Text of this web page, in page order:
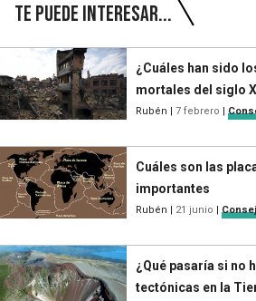
Te puede interesar...
¿Cuáles han sido
mortales del siglo
Rubén | 7 febrero |
Cuáles son las
importantes
Rubén | 21 junio |
¿Qué pasaría si no
tectónicas en la